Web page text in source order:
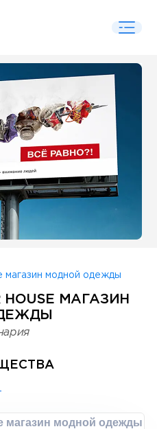
магазин модной одежды
HOUSE МАГАЗИН
магазин модной одежды